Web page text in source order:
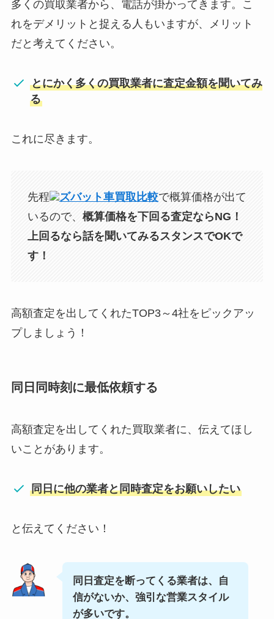
多くの買取業者から、電話が掛かってきます。こ
れをデメリットと捉える人もいますが、メリット
だと考えてください。
とにかく多くの買取業者に査定金額を聞いてみ
る
これに尽きます。
先程 ズバット車買取比較で概算価格が出て
いるので、 概算価格を下回る査定ならNG！
上回るなら話を聞いてみるスタンスでOKで
す！
高額査定を出してくれたTOP3～4社をピックアッ
プしましょう！
同日同時刻に最低依頼する
高額査定を出してくれた買取業者に、伝えてほし
いことがあります。
同日に他の業者と同時査定をお願いしたい
と伝えてください！
同日査定を断ってくる業者は、自
信がないか、強引な営業スタイル
が多いです。